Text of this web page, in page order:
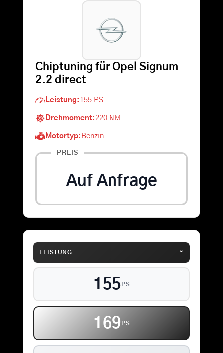
Warenkorb
Chiptuning für Opel Signum
2.2 direct
Leistung: 155 PS
Drehmoment: 220 NM
Motortyp: Benzin
PREIS
Auf Anfrage
LEISTUNG ⌄
155 PS
169 PS